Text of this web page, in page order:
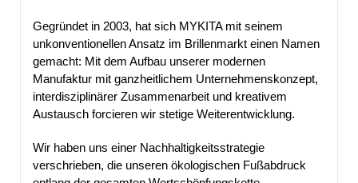
Gegründet in 2003, hat sich MYKITA mit seinem
unkonventionellen Ansatz im Brillenmarkt einen Namen
gemacht: Mit dem Aufbau unserer modernen
Manufaktur mit ganzheitlichem Unternehmenskonzept,
interdisziplinärer Zusammenarbeit und kreativem
Austausch forcieren wir stetige Weiterentwicklung.
Wir haben uns einer Nachhaltigkeitsstrategie
verschrieben, die unseren ökologischen Fußabdruck